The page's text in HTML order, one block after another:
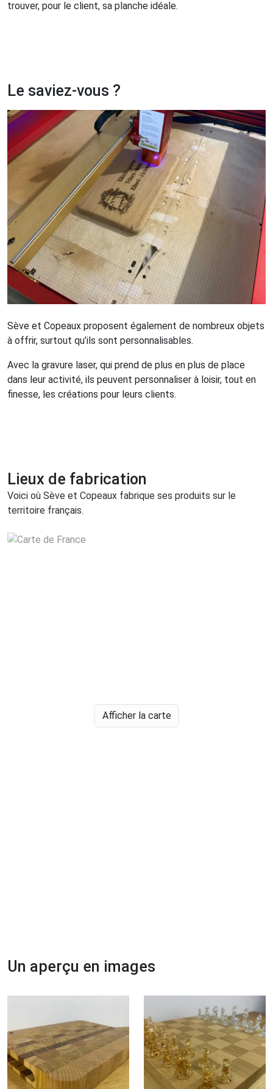
trouver, pour le client, sa planche idéale.
Le saviez-vous ?
Sève et Copeaux proposent également de nombreux objets
à offrir, surtout qu’ils sont personnalisables.
Avec la gravure laser, qui prend de plus en plus de place
dans leur activité, ils peuvent personnaliser à loisir, tout en
finesse, les créations pour leurs clients.
Lieux de fabrication
Voici où Sève et Copeaux fabrique ses produits sur le
territoire français.
Afficher la carte
Un aperçu en images